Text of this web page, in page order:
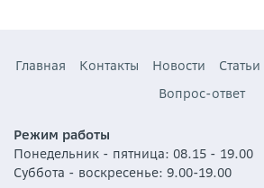
Главная Контакты Новости Статьи
Вопрос-ответ
Режим работы
Понедельник - пятница: 08.15 - 19.00
Суббота - воскресенье: 9.00-19.00